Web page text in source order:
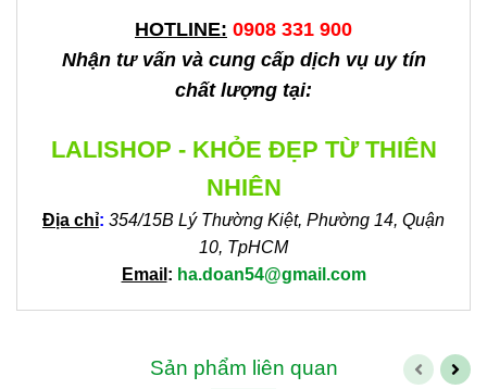
HOTLINE: 0908 331 900
Nhận tư vấn và cung cấp dịch vụ uy tín
chất lượng tại:
LALISHOP - KHỎE ĐẸP TỪ THIÊN
NHIÊN
Địa chỉ: 354/15B Lý Thường Kiệt, Phường 14, Quận
10, TpHCM
Email : ha.doan54@gmail.com
Sản phẩm liên quan